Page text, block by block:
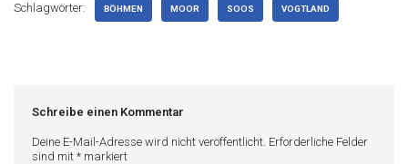
Schlagwörter: BÖHMEN MOOR SOOS VOGTLAND
Schreibe einen Kommentar
Deine E-Mail-Adresse wird nicht veröffentlicht. Erforderliche Felder
sind mit * markiert